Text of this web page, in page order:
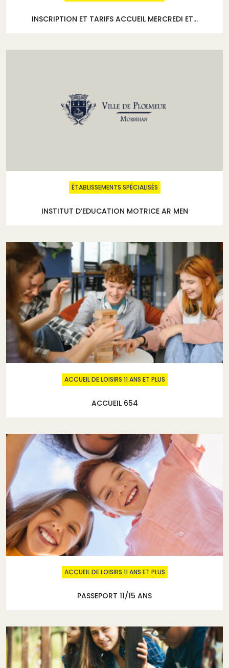
INSCRIPTION ET TARIFS ACCUEIL MERCREDI ET...
ÉTABLISSEMENTS SPÉCIALISÉS
INSTITUT D’EDUCATION MOTRICE AR MEN
ACCUEIL DE LOISIRS 11 ANS ET PLUS
ACCUEIL 654
ACCUEIL DE LOISIRS 11 ANS ET PLUS
PASSEPORT 11/15 ANS